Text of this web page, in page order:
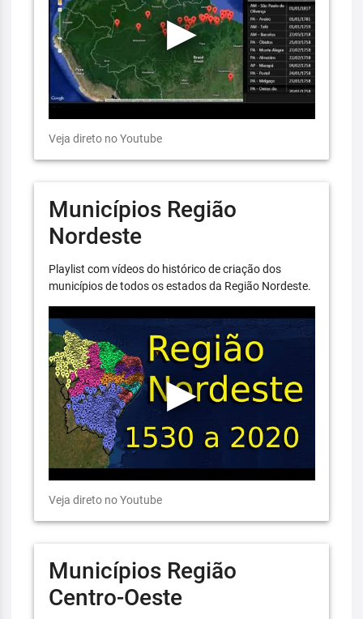
Veja direto no Youtube
Municípios Região
Nordeste
Playlist com vídeos do histórico de criação dos
municípios de todos os estados da Região Nordeste.
Veja direto no Youtube
Municípios Região
Centro-Oeste